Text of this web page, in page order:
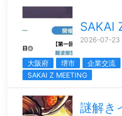
SAKAI
2026-07-23
大阪府 堺市 企業交流
SAKAI Z MEETING
謎解き